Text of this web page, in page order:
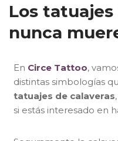
Los
nunca
En Circe Tattoo,
distintas simbologías
tatuajes de calaveras
si estás interesado en